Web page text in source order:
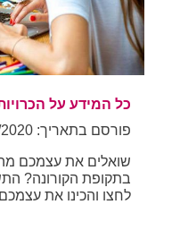
כל המידע על
פורסם בתאריך: 09/12/2020 10:20:49
שואלים את עצמכם
בתקופת הקורונה?
לחצו והכינו את